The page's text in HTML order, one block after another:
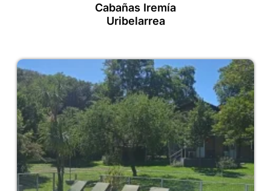
Cabañas Iremía
Uribelarrea